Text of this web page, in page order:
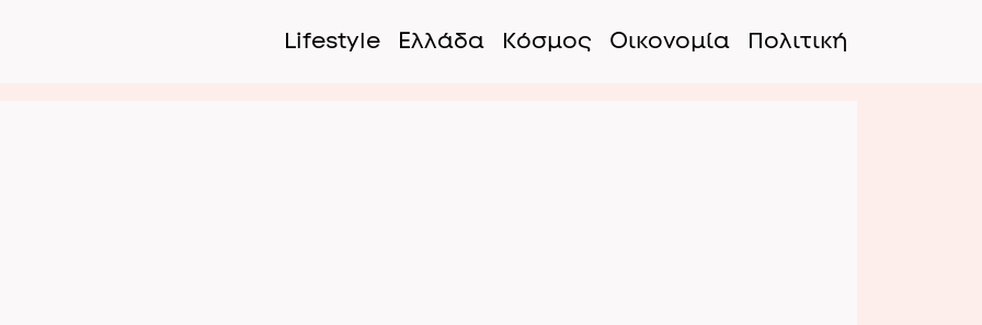
Lifestyle
Ελλάδα Κόσμος Οικονομία Πολιτική